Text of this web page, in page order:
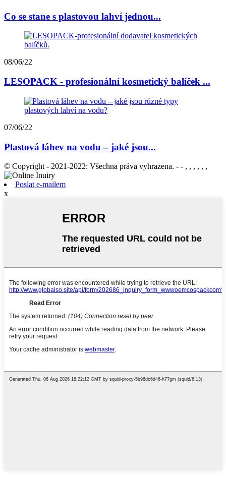
Co se stane s plastovou lahví jednou...
08/06/22
LESOPACK - profesionální kosmetický balíček ...
07/06/22
Plastová láhev na vodu – jaké jsou...
© Copyright - 2021-2022: Všechna práva vyhrazena. - - , , , , , ,
Poslat e-mailem
x